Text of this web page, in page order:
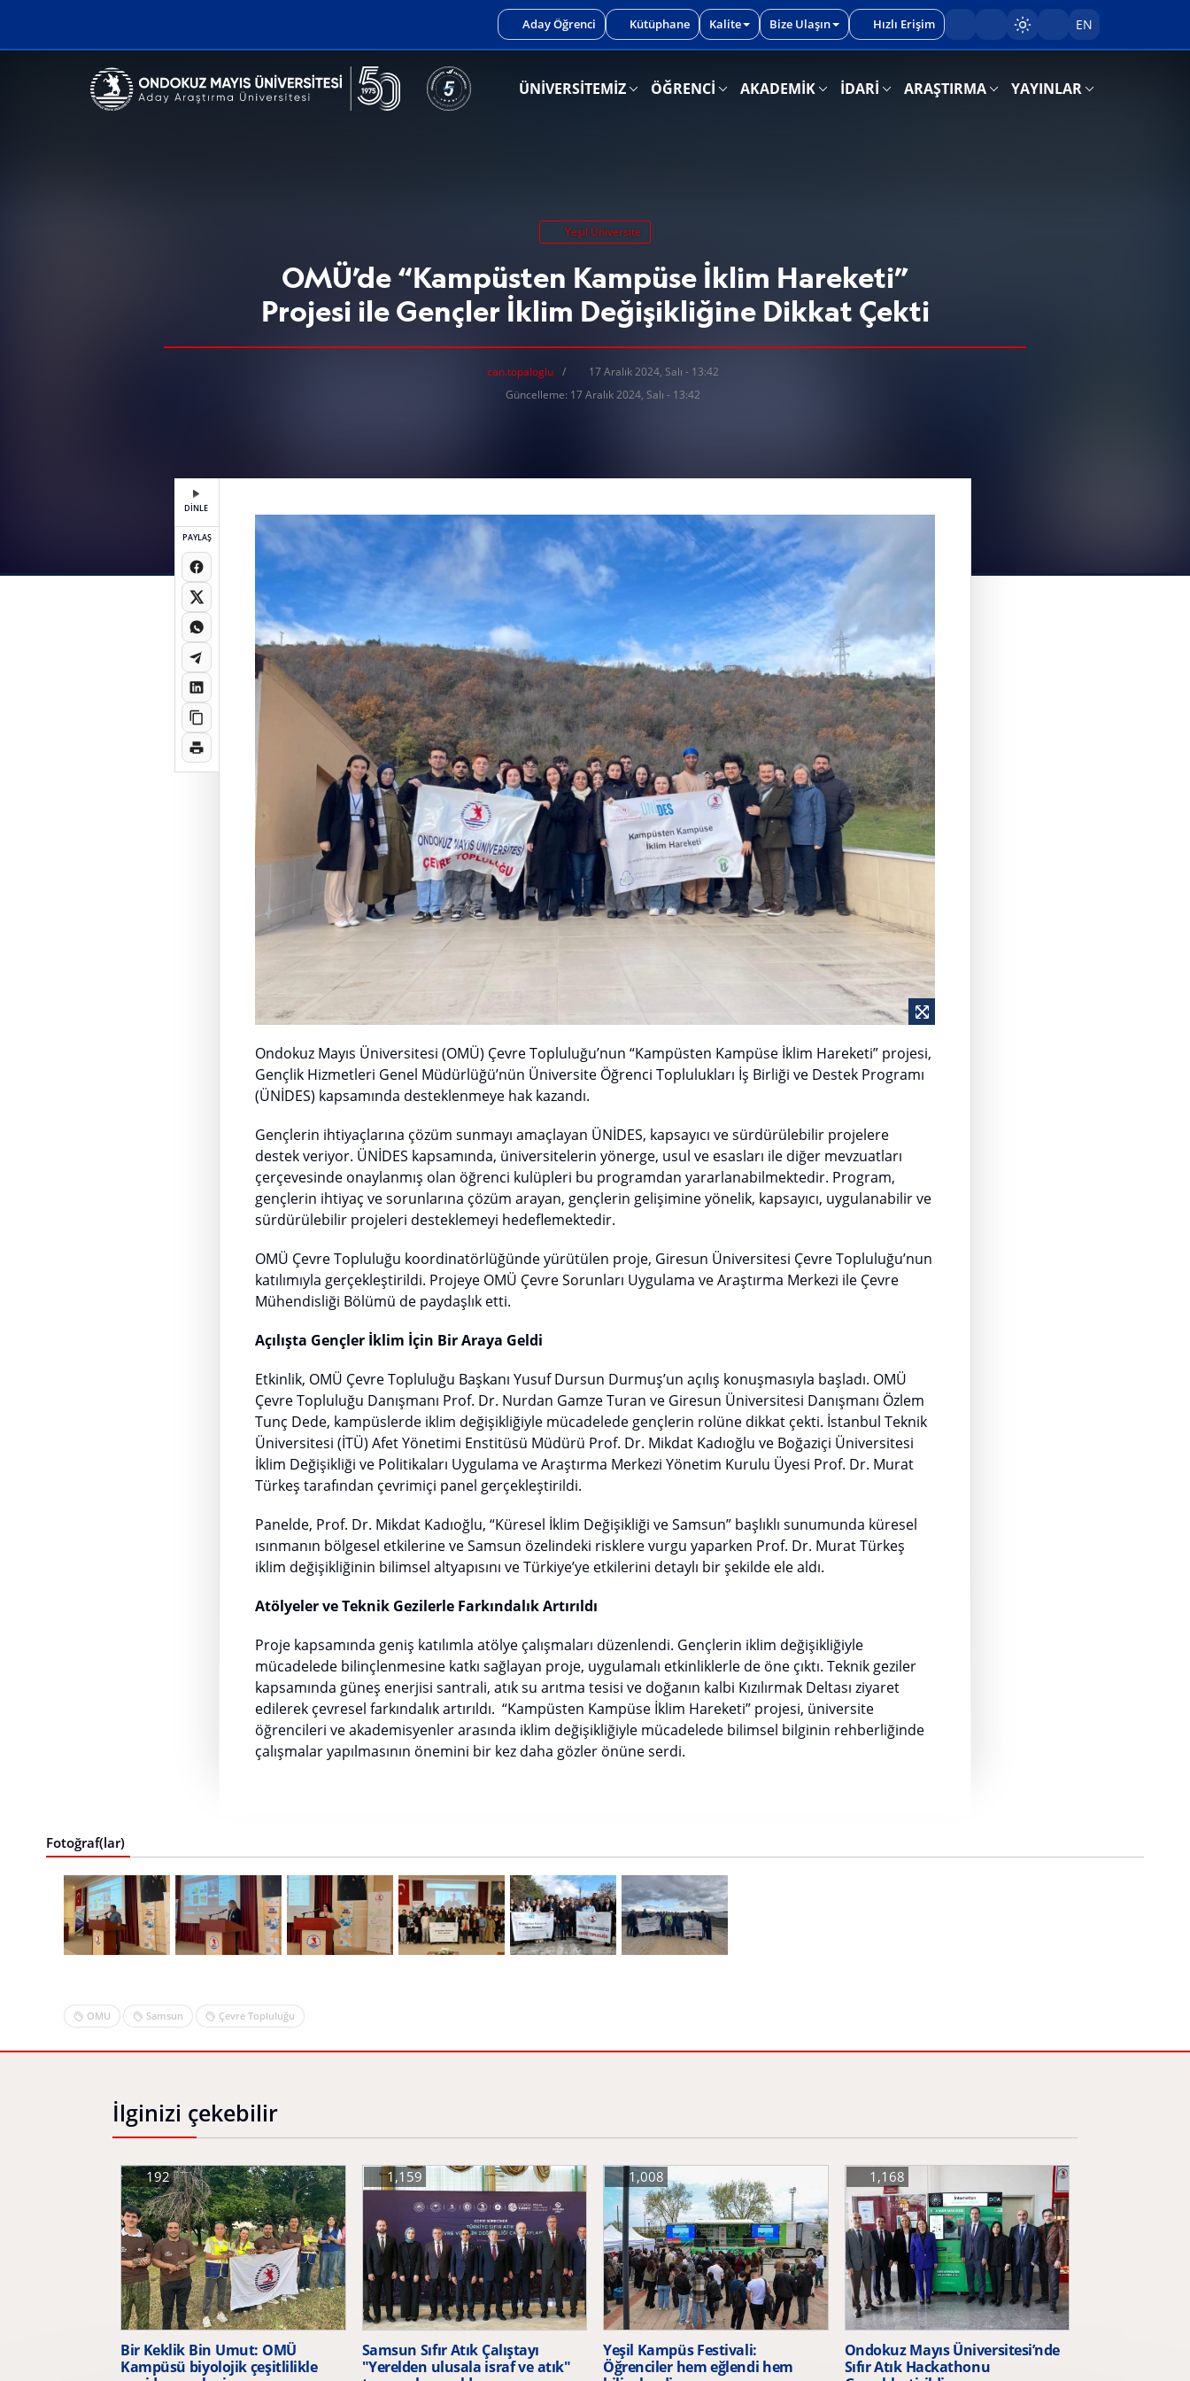
ÜNİVERSİTEMİZ ÖĞRENCİ AKADEMİK İDARİ ARAŞTIRMA YAYINLAR
Aday Öğrenci Kütüphane Kalite Bize Ulaşın Hızlı Erişim Sayfayı karart/aç
EN
Yeşil Üniversite
OMÜ’de “Kampüsten Kampüse İklim Hareketi”
Projesi ile Gençler İklim Değişikliğine Dikkat Çekti
can.topaloglu
17 Aralık 2024, Salı - 13:42
Güncelleme: 17 Aralık 2024, Salı - 13:42
PAYLAŞ
DİNLE
Ondokuz Mayıs Üniversitesi (OMÜ) Çevre Topluluğu’nun “Kampüsten Kampüse İklim Hareketi” projesi,
Gençlik Hizmetleri Genel Müdürlüğü’nün Üniversite Öğrenci Toplulukları İş Birliği ve Destek Programı
(ÜNİDES) kapsamında desteklenmeye hak kazandı.
Gençlerin ihtiyaçlarına çözüm sunmayı amaçlayan ÜNİDES, kapsayıcı ve sürdürülebilir projelere
destek veriyor. ÜNİDES kapsamında, üniversitelerin yönerge, usul ve esasları ile diğer mevzuatları
çerçevesinde onaylanmış olan öğrenci kulüpleri bu programdan yararlanabilmektedir. Program,
gençlerin ihtiyaç ve sorunlarına çözüm arayan, gençlerin gelişimine yönelik, kapsayıcı, uygulanabilir ve
sürdürülebilir projeleri desteklemeyi hedeflemektedir.
OMÜ Çevre Topluluğu koordinatörlüğünde yürütülen proje, Giresun Üniversitesi Çevre Topluluğu’nun
katılımıyla gerçekleştirildi. Projeye OMÜ Çevre Sorunları Uygulama ve Araştırma Merkezi ile Çevre
Mühendisliği Bölümü de paydaşlık etti.
Açılışta Gençler İklim İçin Bir Araya Geldi
Etkinlik, OMÜ Çevre Topluluğu Başkanı Yusuf Dursun Durmuş’un açılış konuşmasıyla başladı. OMÜ
Çevre Topluluğu Danışmanı Prof. Dr. Nurdan Gamze Turan ve Giresun Üniversitesi Danışmanı Özlem
Tunç Dede, kampüslerde iklim değişikliğiyle mücadelede gençlerin rolüne dikkat çekti. İstanbul Teknik
Üniversitesi (İTÜ) Afet Yönetimi Enstitüsü Müdürü Prof. Dr. Mikdat Kadıoğlu ve Boğaziçi Üniversitesi
İklim Değişikliği ve Politikaları Uygulama ve Araştırma Merkezi Yönetim Kurulu Üyesi Prof. Dr. Murat
Türkeş tarafından çevrimiçi panel gerçekleştirildi.
Panelde, Prof. Dr. Mikdat Kadıoğlu, “Küresel İklim Değişikliği ve Samsun” başlıklı sunumunda küresel
ısınmanın bölgesel etkilerine ve Samsun özelindeki risklere vurgu yaparken Prof. Dr. Murat Türkeş
iklim değişikliğinin bilimsel altyapısını ve Türkiye’ye etkilerini detaylı bir şekilde ele aldı.
Atölyeler ve Teknik Gezilerle Farkındalık Artırıldı
Proje kapsamında geniş katılımla atölye çalışmaları düzenlendi. Gençlerin iklim değişikliğiyle
mücadelede bilinçlenmesine katkı sağlayan proje, uygulamalı etkinliklerle de öne çıktı. Teknik geziler
kapsamında güneş enerjisi santrali, atık su arıtma tesisi ve doğanın kalbi Kızılırmak Deltası ziyaret
edilerek çevresel farkındalık artırıldı. “Kampüsten Kampüse İklim Hareketi” projesi, üniversite
öğrencileri ve akademisyenler arasında iklim değişikliğiyle mücadelede bilimsel bilginin rehberliğinde
çalışmalar yapılmasının önemini bir kez daha gözler önüne serdi.
Fotoğraf(lar)
OMU Samsun Çevre Topluluğu
İlginizi çekebilir
Bir Keklik Bin Umut: OMÜ
Kampüsü biyolojik çeşitlilikle
192
Samsun Sıfır Atık Çalıştayı
"Yerelden ulusala israf ve atık"
1,159
Yeşil Kampüs Festivali:
Öğrenciler hem eğlendi hem
1,008
Ondokuz Mayıs Üniversitesi’nde
Sıfır Atık Hackathonu
1,168